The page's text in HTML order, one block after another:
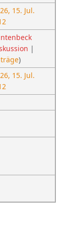
15. Jul.
|
)
15. Jul.